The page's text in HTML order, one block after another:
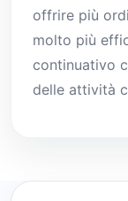
offrire più
molto più
continuativo
delle attività